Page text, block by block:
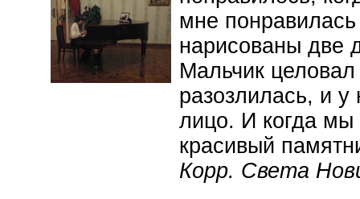
мне
нарисованы две
Мальчик
разозлилась, и
лицо. И когда
красивый
Корр. Света